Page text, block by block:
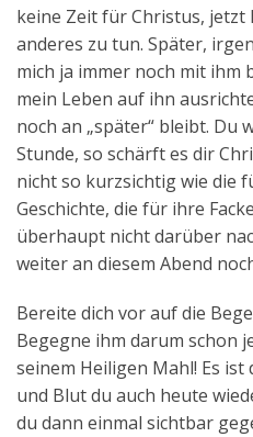
keine Zeit für Christus, jetzt
anderes zu tun. Später,
mich ja immer noch mit ihm
mein Leben auf ihn
noch an „später“ bleibt. Du
Stunde, so schärft es dir
nicht so kurzsichtig wie die
Geschichte, die für ihre
überhaupt nicht darüber
weiter an diesem Abend
Bereite dich vor auf die
Begegne ihm darum schon
seinem Heiligen Mahl! Es
und Blut du auch heute
du dann einmal sichtbar